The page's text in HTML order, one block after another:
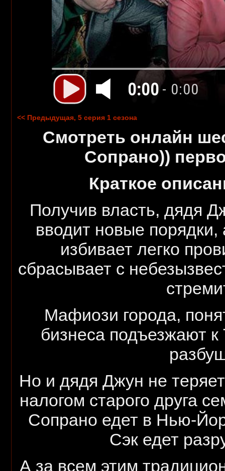
0:00- 0:00
<< Предыдущая, 5 серия 1 сезона
Смотреть онлайн
Сопрано))
Краткое
Получив власть, дядя
вводит новые
избивает легко
сбрасывает с
Мафиози города,
бизнеса подъезжают к
Но и дядя Джун не
налогом старого друга
Сопрано едет в Нью-
Сэк едет
А за всем этим